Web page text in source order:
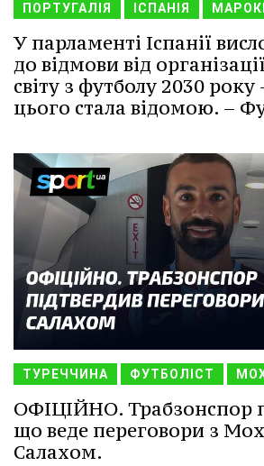
ПОРТУГАЛІЯ ІСПАНІЯ
У парламенті Іспанії
до відмови від
світу з футболу 2030
цього стала відомою. –
ТУРЕЧЧИНА ФУТБОЛІСТ
ОФІЦІЙНО. Трабзонспор
що веде переговори з
Салахом.